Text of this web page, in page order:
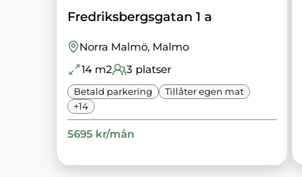
Fredriksbergsgatan 1 a
Norra Malmö, Malmo
14m2 3 platser
Betald parkering
Tillåter egen mat
+14
5695kr/mån